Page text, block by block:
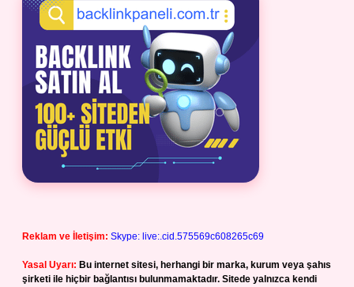
Reklam ve İletişim: Skype: live:.cid.575569c608265c69
Yasal Uyarı: Bu internet sitesi, herhangi bir marka, kurum veya şahıs
şirketi ile hiçbir bağlantısı bulunmamaktadır. Sitede yalnızca kendi